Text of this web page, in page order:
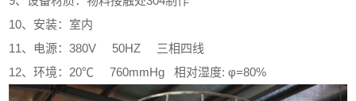
10、安装：室内
11、电源：380V 50HZ 三相四线
12、环境：20℃ 760mmHg 相对湿度: φ=80%